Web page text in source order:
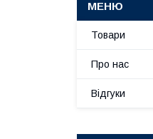
Товари
Про нас
Відгуки